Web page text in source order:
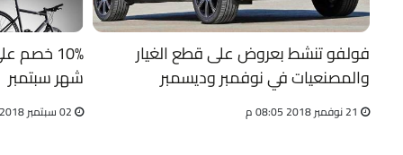
فولفو تنشط بعروض على قطع الغيار
والمصنعيات في نوفمبر وديسمبر
10%
شهر سبتمبر